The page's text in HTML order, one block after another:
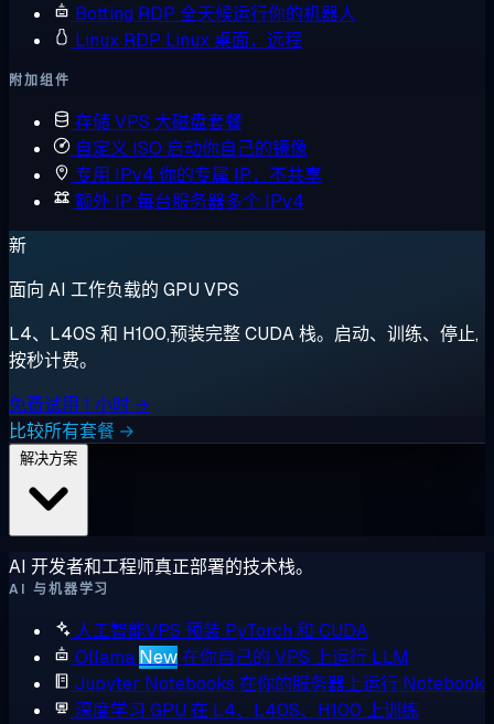
Botting RDP 全天候运行你的机器人
Linux RDP Linux 桌面，远程
附加组件
存储 VPS 大磁盘套餐
自定义 ISO 启动你自己的镜像
专用 IPv4 你的专属 IP，不共享
额外 IP 每台服务器多个 IPv4
新
面向 AI 工作负载的 GPU VPS
L4、L40S 和 H100,预装完整 CUDA 栈。启动、训练、停止,
按秒计费。
免费试用 1 小时 →
比较所有套餐 →
AI 开发者和工程师真正部署的技术栈。
AI 与机器学习
人工智能VPS 预装 PyTorch 和 CUDA
Ollama New在你自己的 VPS 上运行 LLM
Jupyter Notebooks 在你的服务器上运行 Notebook
深度学习 GPU 在 L4、L40S、H100 上训练